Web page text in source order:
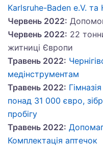
Karlsruhe-Baden e.V.
Червень 2022:
Червень 2022: 22
житниці Європи
Травень 2022:
медінструментам
Травень 2022:
понад 31 000 євро,
пробігу
Травень 2022:
Комплектація аптечок